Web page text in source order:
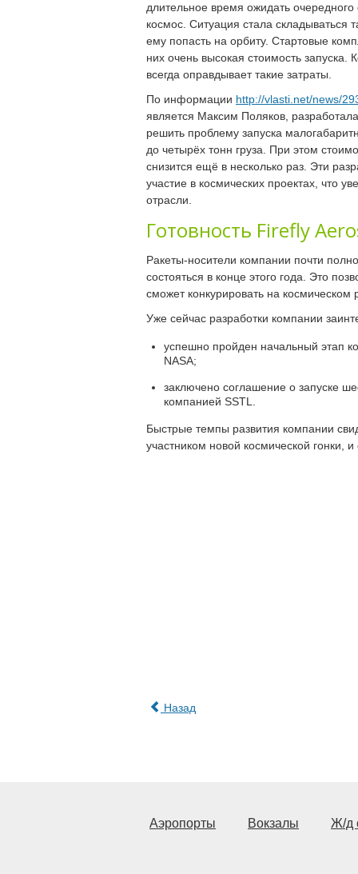
длительное время ожидать очередного
космос. Ситуация стала
ему попасть на орбиту. Стартовые
них очень высокая стоимость запуска.
всегда оправдывает такие затраты.
По информации http://vlasti.net/news/
является Максим Поляков,
решить проблему запуска
до четырёх тонн груза. При этом
снизится ещё в несколько раз. Эти
участие в космических проектах, что
отрасли.
Готовность Firefly
Ракеты-носители компании почти
состояться в конце этого года. Это
сможет конкурировать на космическом
Уже сейчас разработки компании
успешно пройден начальный этап
NASA;
заключено соглашение о запуске
компанией SSTL.
Быстрые темпы развития компании
участником новой космической гонки,
Назад
Аэропорты Вокзалы Ж/д